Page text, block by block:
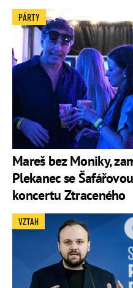
Mareš bez Moniky,
Plekanec se
koncertu Ztraceného
PÁRTY
VZTAH